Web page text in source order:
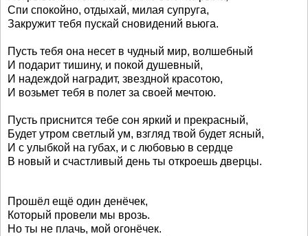
Спи спокойно, отдыхай, милая супруга,
Закружит тебя пускай сновидений вьюга.
Пусть тебя она несет в чудный мир, волшебный
И подарит тишину, и покой душевный,
И надеждой наградит, звездной красотою,
И возьмет тебя в полет за своей мечтою.
Пусть приснится тебе сон яркий и прекрасный,
Будет утром светлый ум, взгляд твой будет ясный,
И с улыбкой на губах, и с любовью в сердце
В новый и счастливый день ты откроешь дверцы.
Прошёл ещё один денёчек,
Который провели мы врозь.
Но ты не плачь, мой огонёчек.